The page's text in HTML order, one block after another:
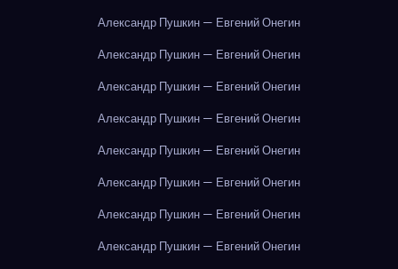
Александр Пушкин — Евгений Онегин
Александр Пушкин — Евгений Онегин
Александр Пушкин — Евгений Онегин
Александр Пушкин — Евгений Онегин
Александр Пушкин — Евгений Онегин
Александр Пушкин — Евгений Онегин
Александр Пушкин — Евгений Онегин
Александр Пушкин — Евгений Онегин